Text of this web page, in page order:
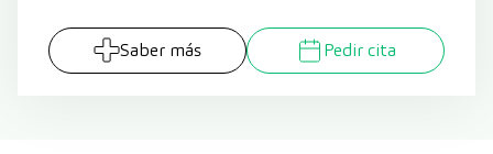
Saber más Pedir cita